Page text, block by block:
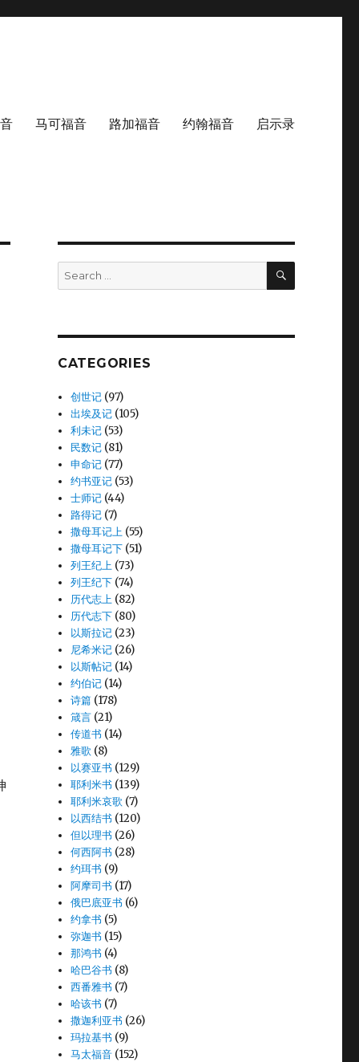
马可福音 路加福音 约翰福音 启示录
Search
for:
SEARCH
CATEGORIES
创世记 (97)
出埃及记 (105)
利未记 (53)
民数记 (81)
申命记 (77)
约书亚记 (53)
士师记 (44)
路得记 (7)
撒母耳记上 (55)
撒母耳记下 (51)
列王纪上 (73)
列王纪下 (74)
历代志上 (82)
历代志下 (80)
以斯拉记 (23)
尼希米记 (26)
以斯帖记 (14)
约伯记 (14)
诗篇 (178)
箴言 (21)
传道书 (14)
雅歌 (8)
以赛亚书 (129)
耶利米书 (139)
耶利米哀歌 (7)
以西结书 (120)
但以理书 (26)
何西阿书 (28)
约珥书 (9)
阿摩司书 (17)
俄巴底亚书 (6)
约拿书 (5)
弥迦书 (15)
那鸿书 (4)
哈巴谷书 (8)
西番雅书 (7)
哈该书 (7)
撒迦利亚书 (26)
玛拉基书 (9)
马太福音 (152)